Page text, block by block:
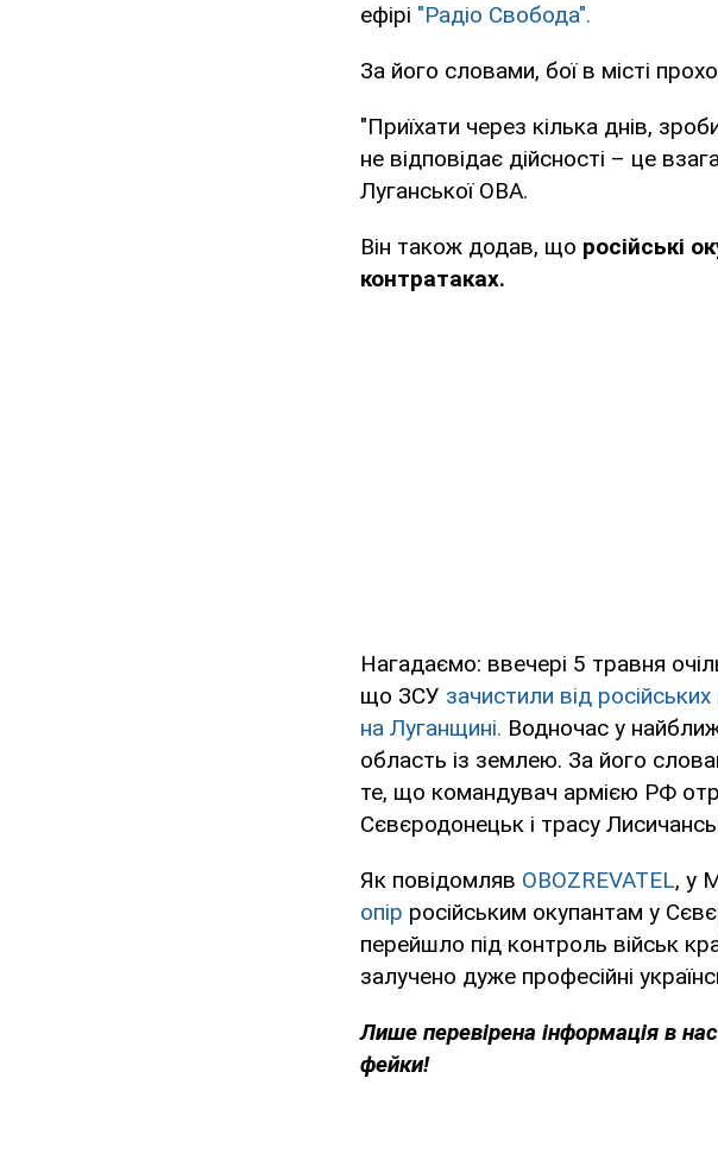
ефірі "Радіо Свобода".
За його словами, бої в місті
"Приїхати через кілька днів,
не відповідає дійсності – це
Луганської ОВА.
Він також додав, що російські
контратаках.
Нагадаємо: ввечері 5 травня
що ЗСУ зачистили від
на Луганщині. Водночас у
область із землею. За його
те, що командувач армією РФ
Сєвєродонецьк і трасу
Як повідомляв OBOZREVATEL, у
опір російським окупантам у
перейшло під контроль військ
залучено дуже професійні
Лише перевірена інформація в
фейки!